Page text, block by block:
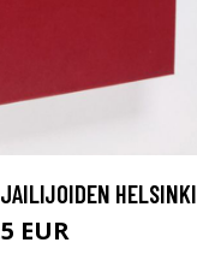
HELSINKI
EUR